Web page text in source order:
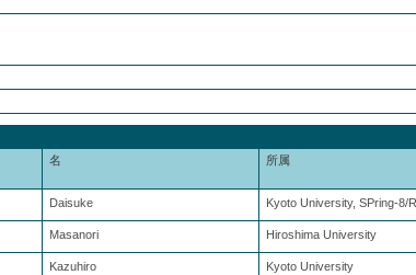
名 所属
Daisuke Kyoto University, SPring-8/
Masanori Hiroshima University
Kazuhiro Kyoto University